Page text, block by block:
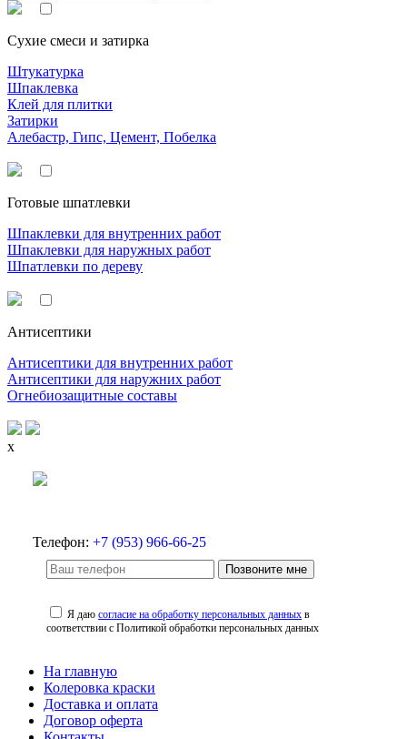
Сухие смеси и затирка
Штукатурка
Шпаклевка
Клей для плитки
Затирки
Алебастр, Гипс, Цемент, Побелка
Готовые шпатлевки
Шпаклевки для внутренних работ
Шпаклевки для наружных работ
Шпатлевки по дереву
Антисептики
Антисептики для внутренних работ
Антисептики для наружних работ
Огнебиозащитные составы
x
Телефон: +7 (953) 966-66-25
Позвоните мне
Я даюсогласие на обработку персональных данных в
соответствии с Политикой обработки персональных данных
На главную
Колеровка краски
Доставка и оплата
Договор оферта